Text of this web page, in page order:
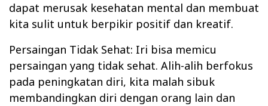
dapat merusak kesehatan mental dan membuat
kita sulit untuk berpikir positif dan kreatif.
Persaingan Tidak Sehat: Iri bisa memicu
persaingan yang tidak sehat. Alih-alih berfokus
pada peningkatan diri, kita malah sibuk
membandingkan diri dengan orang lain dan